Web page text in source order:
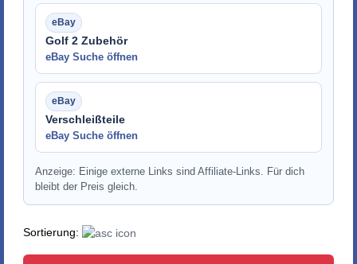
Golf 2 Zubehör
eBay Suche öffnen
Verschleißteile
eBay Suche öffnen
Anzeige: Einige externe Links sind Affiliate-Links. Für dich
bleibt der Preis gleich.
Sortierung: